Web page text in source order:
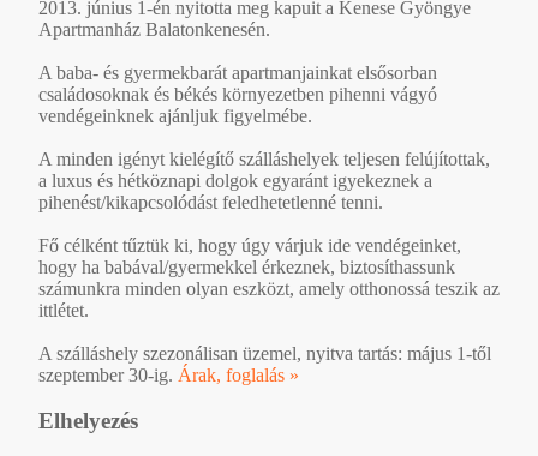
2013. június 1-én nyitotta meg kapuit a Kenese Gyöngye
Apartmanház Balatonkenesén.
A baba- és gyermekbarát apartmanjainkat elsősorban
családosoknak és békés környezetben pihenni vágyó
vendégeinknek ajánljuk figyelmébe.
A minden igényt kielégítő szálláshelyek teljesen felújítottak,
a luxus és hétköznapi dolgok egyaránt igyekeznek a
pihenést/kikapcsolódást feledhetetlenné tenni.
Fő célként tűztük ki, hogy úgy várjuk ide vendégeinket,
hogy ha babával/gyermekkel érkeznek, biztosíthassunk
számunkra minden olyan eszközt, amely otthonossá teszik az
ittlétet.
A szálláshely szezonálisan üzemel, nyitva tartás: május 1-től
szeptember 30-ig. Árak, foglalás »
Elhelyezés